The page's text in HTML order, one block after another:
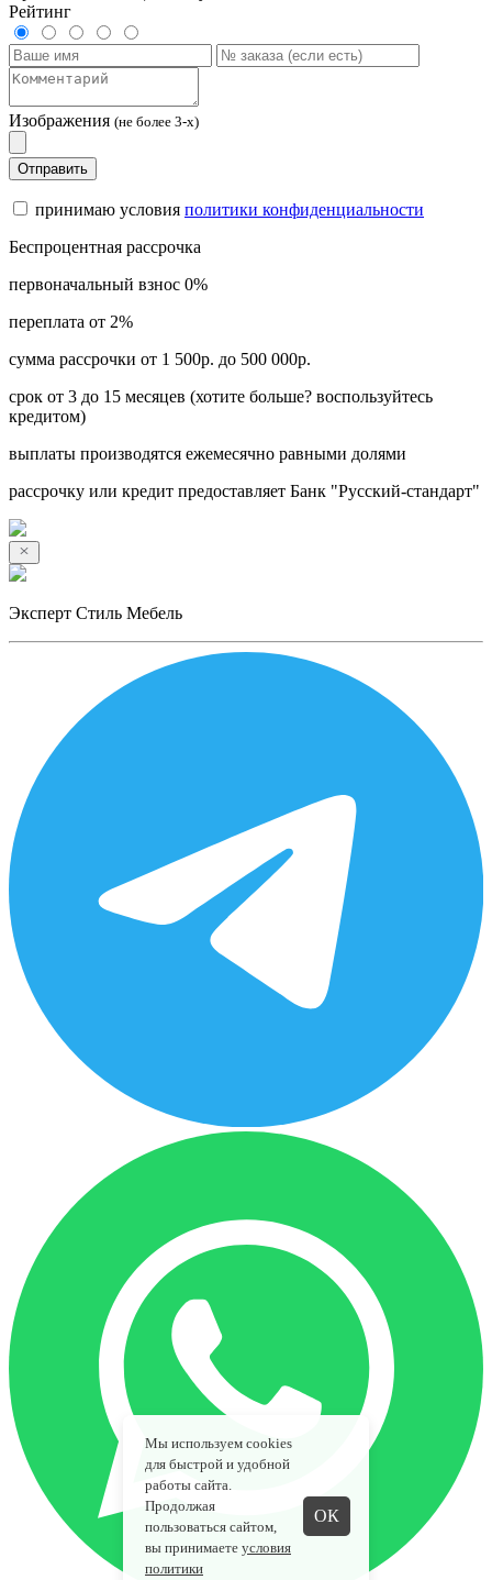
Рейтинг
Изображения (не более 3-х)
Отправить
принимаю условия политики конфиденциальности
Беспроцентная рассрочка
первоначальный взнос 0%
переплата от 2%
сумма рассрочки от 1 500р. до 500 000р.
срок от 3 до 15 месяцев (хотите больше? воспользуйтесь
кредитом)
выплаты производятся ежемесячно равными долями
рассрочку или кредит предоставляет Банк "Русский-стандарт"
Эксперт Стиль Мебель
Мы используем cookies
для быстрой и удобной
работы сайта.
Продолжая
пользоваться сайтом,
вы принимаете условия
политики
ОК